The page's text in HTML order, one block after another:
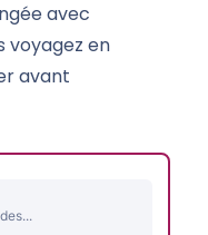
avec
voyagez en
avant